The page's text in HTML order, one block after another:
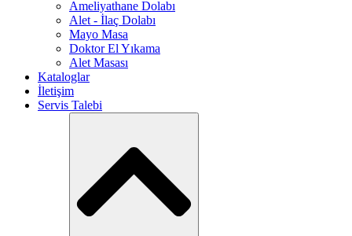
Ameliyathane Dolabı
Alet - İlaç Dolabı
Mayo Masa
Doktor El Yıkama
Alet Masası
Kataloglar
İletişim
Servis Talebi